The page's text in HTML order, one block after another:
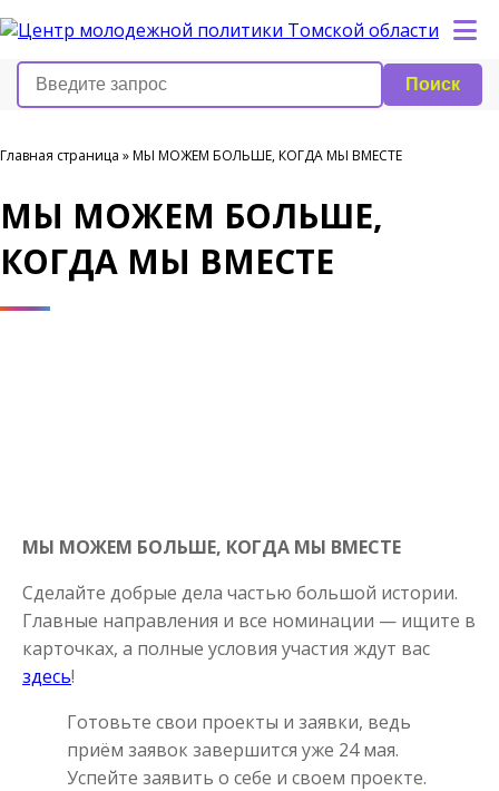
Поиск
Главная страница »МЫ МОЖЕМ БОЛЬШЕ, КОГДА МЫ ВМЕСТЕ
МЫ МОЖЕМ БОЛЬШЕ,
КОГДА МЫ ВМЕСТЕ
МЫ МОЖЕМ БОЛЬШЕ, КОГДА МЫ ВМЕСТЕ
Сделайте добрые дела частью большой истории.
Главные направления и все номинации — ищите в
карточках, а полные условия участия ждут вас
здесь!
Готовьте свои проекты и заявки, ведь
приём заявок завершится уже 24 мая.
Успейте заявить о себе и своем проекте.